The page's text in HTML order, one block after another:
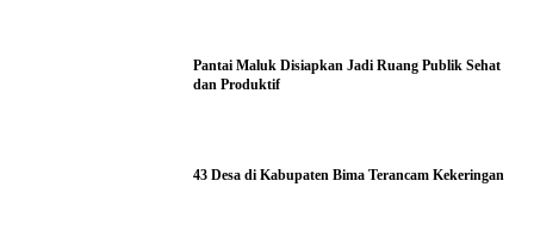
Pantai Maluk Disiapkan Jadi Ruang Publik Sehat
dan Produktif
43 Desa di Kabupaten Bima Terancam Kekeringan